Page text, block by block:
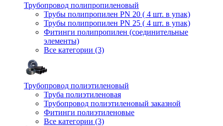
Трубопровод полипропиленовый
Трубы полипропилен PN 20 ( 4 шт. в упак)
Трубы полипропилен PN 25 ( 4 шт. в упак)
Фитинги полипропилен (cоединительные
элементы)
Все категории (3)
Трубопровод полиэтиленовый
Труба полиэтиленовая
Трубопровод полиэтиленовый заказной
Фитинги полиэтиленовые
Все категории (3)